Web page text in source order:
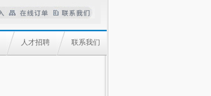
人才招聘 联系我们